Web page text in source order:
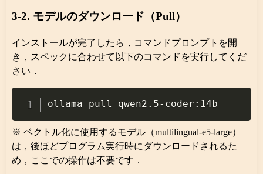
3-2. モデルのダウンロード（Pull）
インストールが完了したら，コマンドプロンプトを開
き，スペックに合わせて以下のコマンドを実行してくだ
さい．
※ ベクトル化に使用するモデル（multilingual-e5-large）
は，後ほどプログラム実行時にダウンロードされるた
め，ここでの操作は不要です．